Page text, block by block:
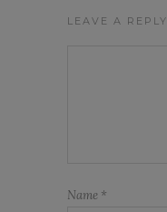
LEAVE A REPLY
Name *